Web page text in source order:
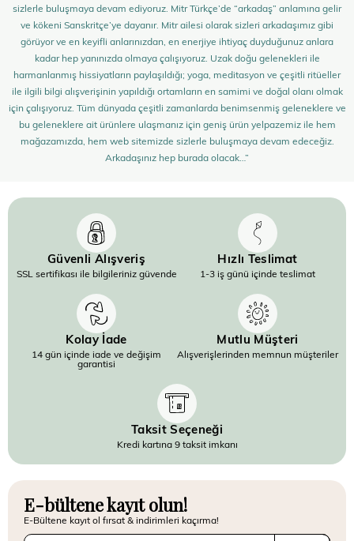
sizlerle buluşmaya devam ediyoruz. Mitr Türkçe’de “arkadaş” anlamına gelir
ve kökeni Sanskritçe’ye dayanır. Mitr ailesi olarak sizleri arkadaşımız gibi
görüyor ve en keyifli anlarınızdan, en enerjiye ihtiyaç duyduğunuz anlara
kadar hep yanınızda olmaya çalışıyoruz. Uzak doğu gelenekleri ile
harmanlanmış hissiyatların paylaşıldığı; yoga, meditasyon ve çeşitli ritüeller
ile ilgili bilgi alışverişinin yapıldığı ortamların en samimi ve doğal olanı olmak
için çalışıyoruz. Tüm dünyada çeşitli zamanlarda benimsenmiş geleneklere ve
bu geleneklere ait ürünlere ulaşmanız için geniş ürün yelpazemiz ile hem
mağazamızda, hem web sitemizde sizlerle buluşmaya devam edeceğiz.
Arkadaşınız hep burada olacak…”
Güvenli Alışveriş
SSL sertifikası ile bilgileriniz güvende
Hızlı Teslimat
1-3 iş günü içinde teslimat
Kolay İade
14 gün içinde iade ve değişim
garantisi
Mutlu Müşteri
Alışverişlerinden memnun müşteriler
Taksit Seçeneği
Kredi kartına 9 taksit imkanı
E-bültene kayıt olun!
E-Bültene kayıt ol fırsat & indirimleri kaçırma!